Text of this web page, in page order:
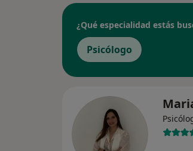
¿Qué especialidad estás
Psicólogo